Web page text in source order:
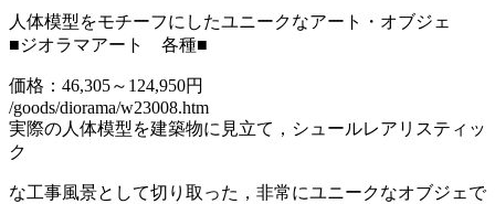
人体模型をモチーフにしたユニークなアート・オブジェ
■ジオラマアート 各種■
価格：46,305～124,950円
/goods/diorama/w23008.htm
実際の人体模型を建築物に見立て，シュールレアリスティッ
ク
な工事風景として切り取った，非常にユニークなオブジェで